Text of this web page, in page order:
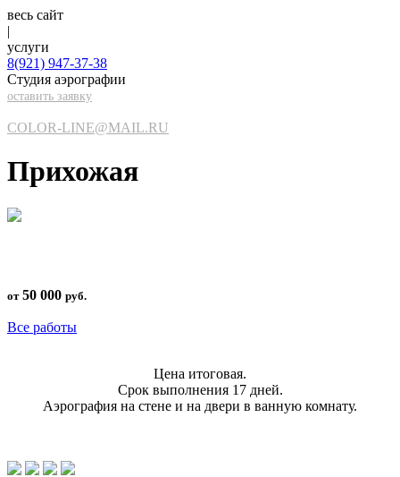
весь сайт
|
услуги
8(921) 947-37-38
Студия аэрографии
оставить заявку
COLOR-LINE@MAIL.RU
Прихожая
от50 000 руб.
Все работы
Цена итоговая.
Срок выполнения 17 дней.
Аэрография на стене и на двери в ванную комнату.